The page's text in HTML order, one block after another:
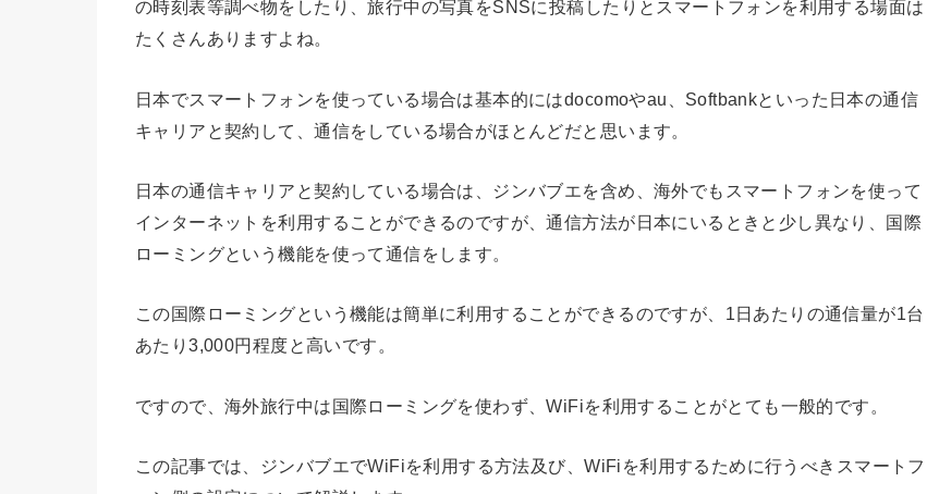
の時刻表等調べ物をしたり、旅行中の写真をSNSに投稿したりとスマートフォンを利用する場面は
たくさんありますよね。
日本でスマートフォンを使っている場合は基本的にはdocomoやau、Softbankといった日本の通信
キャリアと契約して、通信をしている場合がほとんどだと思います。
日本の通信キャリアと契約している場合は、ジンバブエを含め、海外でもスマートフォンを使って
インターネットを利用することができるのですが、通信方法が日本にいるときと少し異なり、国際
ローミングという機能を使って通信をします。
この国際ローミングという機能は簡単に利用することができるのですが、1日あたりの通信量が1台
あたり3,000円程度と高いです。
ですので、海外旅行中は国際ローミングを使わず、WiFiを利用することがとても一般的です。
この記事では、ジンバブエでWiFiを利用する方法及び、WiFiを利用するために行うべきスマートフ